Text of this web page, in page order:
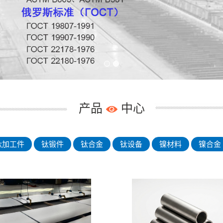
产品 中心
加工件 钛锻件 钛合金 钛设备 镍材料 镍合金